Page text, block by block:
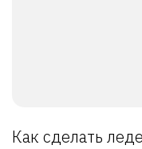
Как сделать